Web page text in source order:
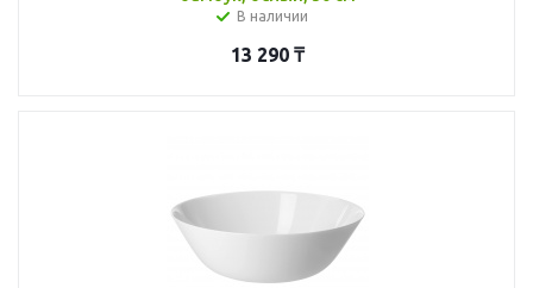
В наличии
13 290₸